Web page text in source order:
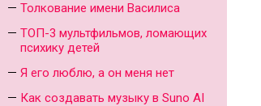
Толкование имени Василиса
ТОП-3 мультфильмов, ломающих
психику детей
Я его люблю, а он меня нет
Как создавать музыку в Suno AI